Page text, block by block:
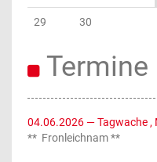
29 30
04.06.2026 — Tagwache ,
** Fronleichnam **